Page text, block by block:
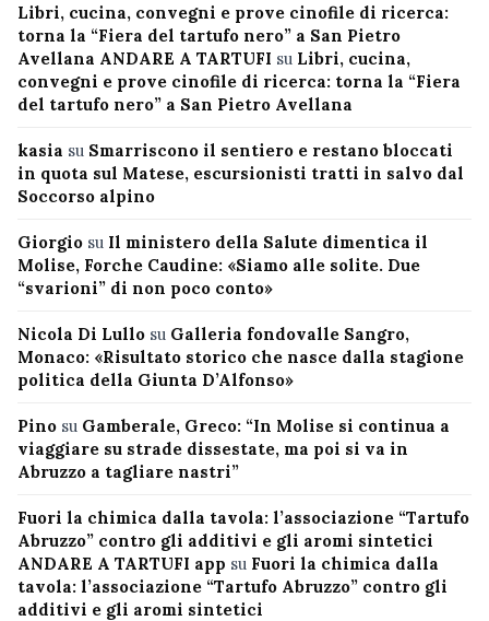
Libri, cucina, convegni e prove cinofile di ricerca:
torna la “Fiera del tartufo nero” a San Pietro
Avellana ANDARE A TARTUFI su Libri, cucina,
convegni e prove cinofile di ricerca: torna la “Fiera
del tartufo nero” a San Pietro Avellana
kasia su Smarriscono il sentiero e restano bloccati
in quota sul Matese, escursionisti tratti in salvo dal
Soccorso alpino
Giorgio su Il ministero della Salute dimentica il
Molise, Forche Caudine: «Siamo alle solite. Due
“svarioni” di non poco conto»
Nicola Di Lullo su Galleria fondovalle Sangro,
Monaco: «Risultato storico che nasce dalla stagione
politica della Giunta D’Alfonso»
Pino su Gamberale, Greco: “In Molise si continua a
viaggiare su strade dissestate, ma poi si va in
Abruzzo a tagliare nastri”
Fuori la chimica dalla tavola: l’associazione “Tartufo
Abruzzo” contro gli additivi e gli aromi sintetici
ANDARE A TARTUFI app su Fuori la chimica dalla
tavola: l’associazione “Tartufo Abruzzo” contro gli
additivi e gli aromi sintetici